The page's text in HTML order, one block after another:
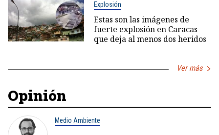
Explosión
Estas son las imágenes de
fuerte explosión en Caracas
que deja al menos dos heridos
Ver más
Opinión
Medio Ambiente